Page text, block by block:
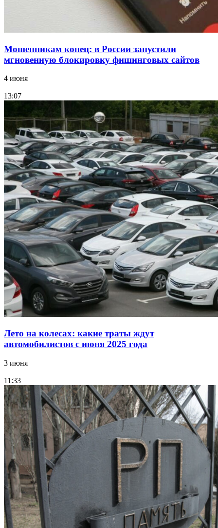
Мошенникам конец: в России запустили
мгновенную блокировку фишинговых сайтов
4 июня
13:07
Лето на колесах: какие траты ждут
автомобилистов с июня 2025 года
3 июня
11:33